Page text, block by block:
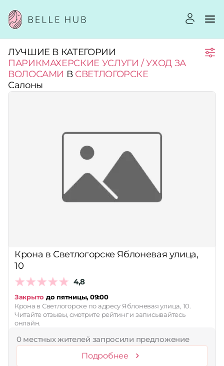
Город:
Категории:
Стоимость услуг:
Применить
ЛУЧШИЕ В КАТЕГОРИИ
ПАРИКМАХЕРСКИЕ УСЛУГИ / УХОД ЗА
ВОЛОСАМИ В СВЕТЛОГОРСКЕ
Салоны
Крона в Светлогорске Яблоневая улица,
10
4,8
Закрыто до пятницы, 09:00
Крона в Светлогорске по адресу Яблоневая улица, 10.
Читайте отзывы, смотрите рейтинг и записывайтесь
онлайн.
0 местных жителей запросили предложение
Подробнее